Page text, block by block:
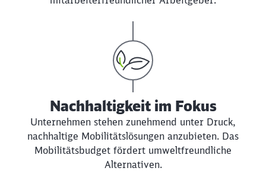
Nachhaltigkeit im Fokus
Unternehmen stehen zunehmend unter Druck,
nachhaltige Mobilitätslösungen anzubieten. Das
Mobilitätsbudget fördert umweltfreundliche
Alternativen.